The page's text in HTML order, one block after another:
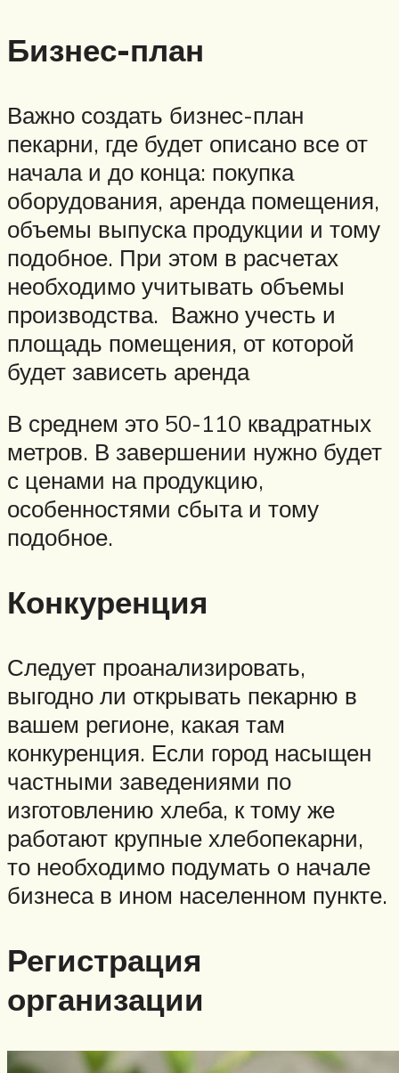
Бизнес-план
Важно создать бизнес-план
пекарни, где будет описано все от
начала и до конца: покупка
оборудования, аренда помещения,
объемы выпуска продукции и тому
подобное. При этом в расчетах
необходимо учитывать объемы
производства. Важно учесть и
площадь помещения, от которой
будет зависеть аренда
В среднем это 50-110 квадратных
метров. В завершении нужно будет
с ценами на продукцию,
особенностями сбыта и тому
подобное.
Конкуренция
Следует проанализировать,
выгодно ли открывать пекарню в
вашем регионе, какая там
конкуренция. Если город насыщен
частными заведениями по
изготовлению хлеба, к тому же
работают крупные хлебопекарни,
то необходимо подумать о начале
бизнеса в ином населенном пункте.
Регистрация
организации